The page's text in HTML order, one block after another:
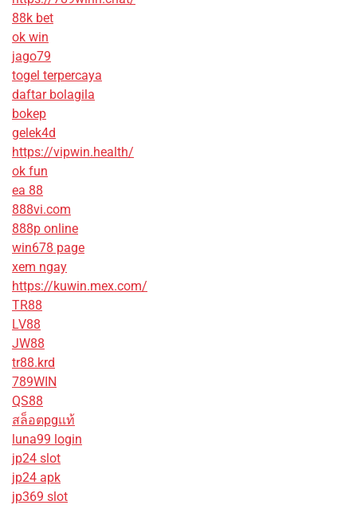
88k bet
ok win
jago79
togel terpercaya
daftar bolagila
bokep
gelek4d
https://vipwin.health/
ok fun
ea 88
888vi.com
888p online
win678 page
xem ngay
https://kuwin.mex.com/
TR88
LV88
JW88
tr88.krd
789WIN
QS88
สล็อตpgแท้
luna99 login
jp24 slot
jp24 apk
jp369 slot